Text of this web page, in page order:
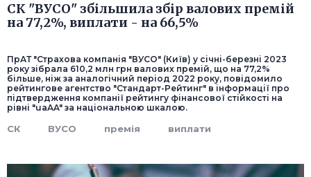
СК "ВУСО" збільшила збір валових премій
на 77,2%, виплати - на 66,5%
ПрАТ "Страхова компанія "ВУСО" (Київ) у січні-березні 2023
року зібрала 610,2 млн грн валових премій, що на 77,2%
більше, ніж за аналогічний період 2022 року, повідомило
рейтингове агентство "Стандарт-Рейтинг" в інформації про
підтвердження компанії рейтингу фінансової стійкості на
рівні "uaAA" за національною шкалою.
СК ВУСО премія виплати